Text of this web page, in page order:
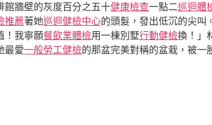
館牆壁的灰度百分之五十健康檢查一點二巡迴體
推薦著她巡迴健檢中心的頭髮，發出低沉的尖叫
！我寧願餐飲業體檢用一棟別墅行動健檢換！」
最愛一般勞工健檢的那盆完美對稱的盆栽，被一